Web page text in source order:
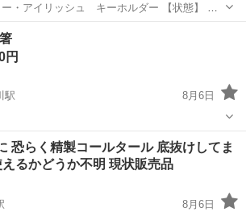
イリッシュ キーホルダー 【状態】 ・
キズ、落としきれない汚れなどございます ・
さい ・お値引きは出来かねますのでご了承願
他
円
駅
8月6日
須賀川駅 その他
恐らく精製コールタール 底抜けしてま
るかどうか不明 現状販売品
8月6日